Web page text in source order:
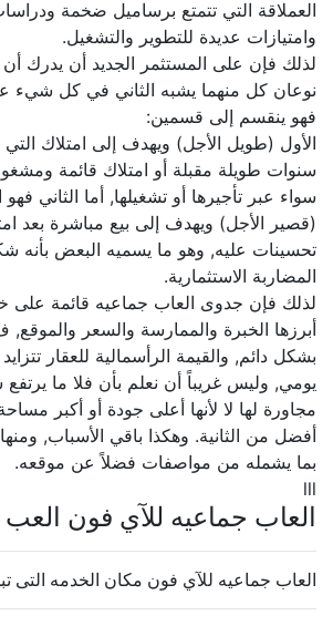
العملاقة التي تتمتع برساميل ضخمة
وامتيازات عديدة للتطوير والتشغيل.
لذلك فإن على المستثمر الجديد أن يدرك أن
نوعان كل منهما يشبه الثاني في كل شيء
فهو ينقسم إلى قسمين:
الأول (طويل الأجل) ويهدف إلى امتلاك التي
سنوات طويلة مقبلة أو امتلاك قائمة ومشغولة
سواء عبر تأجيرها أو تشغيلها, أما الثاني فهو
(قصير الأجل) ويهدف إلى بيع مباشرة بعد
تحسينات عليه, وهو ما يسميه البعض بأنه
المضاربة الاستثمارية.
لذلك فإن جدوى العاب جماعيه قائمة على
أبرزها الخبرة والممارسة والسعر والموقع, ف
بشكل دائم, والقيمة الرأسمالية للعقار
يومي, وليس غريباً أن نعلم بأن فلا ما يرتفع
مجاورة لها لا لأنها أعلى جودة أو أكبر
أفضل من الثانية. وهكذا باقي الأسباب, ومنها
بما يشمله من مواصفات فضلاً عن موقعه.
العاب جماعيه للآي فون العب
العاب جماعيه للآي فون مكان الخدمه التى